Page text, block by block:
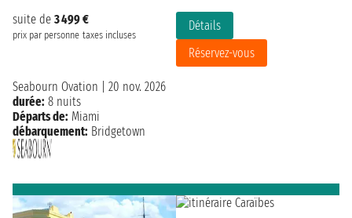
suite de 3 499 €
prix par personne taxes incluses
Détails
Réservez-vous
Seabourn Ovation
20 nov. 2026
durée: 8 nuits
Départs de: Miami
débarquement: Bridgetown